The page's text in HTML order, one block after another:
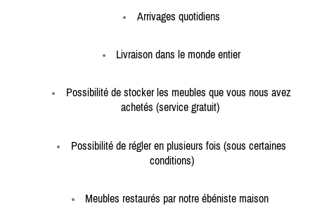
Arrivages quotidiens
Livraison dans le monde entier
Possibilité de stockerles meubles que vous nous avez
achetés (service gratuit)
Possibilité de régler en plusieurs fois (sous certaines
conditions)
Meubles restaurés par notre ébéniste maison